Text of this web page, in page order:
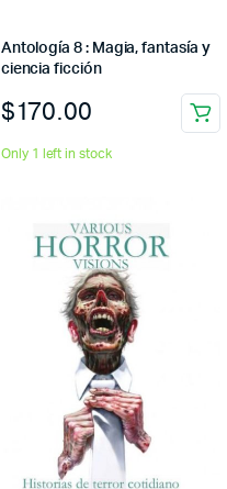
Antología 8 : Magia, fantasía y
ciencia ficción
$170.00
Only 1 left in stock